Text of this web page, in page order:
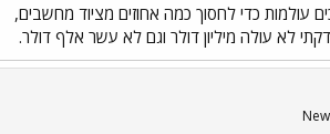
עולמות כדי לחסוך כמה אחוזים מציוד מחשבים,
לא עולה מיליון דולר וגם לא עשר אלף דולר.